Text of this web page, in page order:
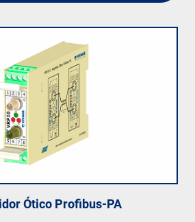
Ótico Profibus-PA